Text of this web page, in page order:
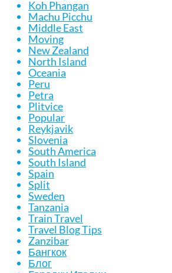
Koh Phangan
Machu Picchu
Middle East
Moving
New Zealand
North Island
Oceania
Peru
Petra
Plitvice
Popular
Reykjavik
Slovenia
South America
South Island
Spain
Split
Sweden
Tanzania
Train Travel
Travel Blog Tips
Zanzibar
Бангкок
Блог